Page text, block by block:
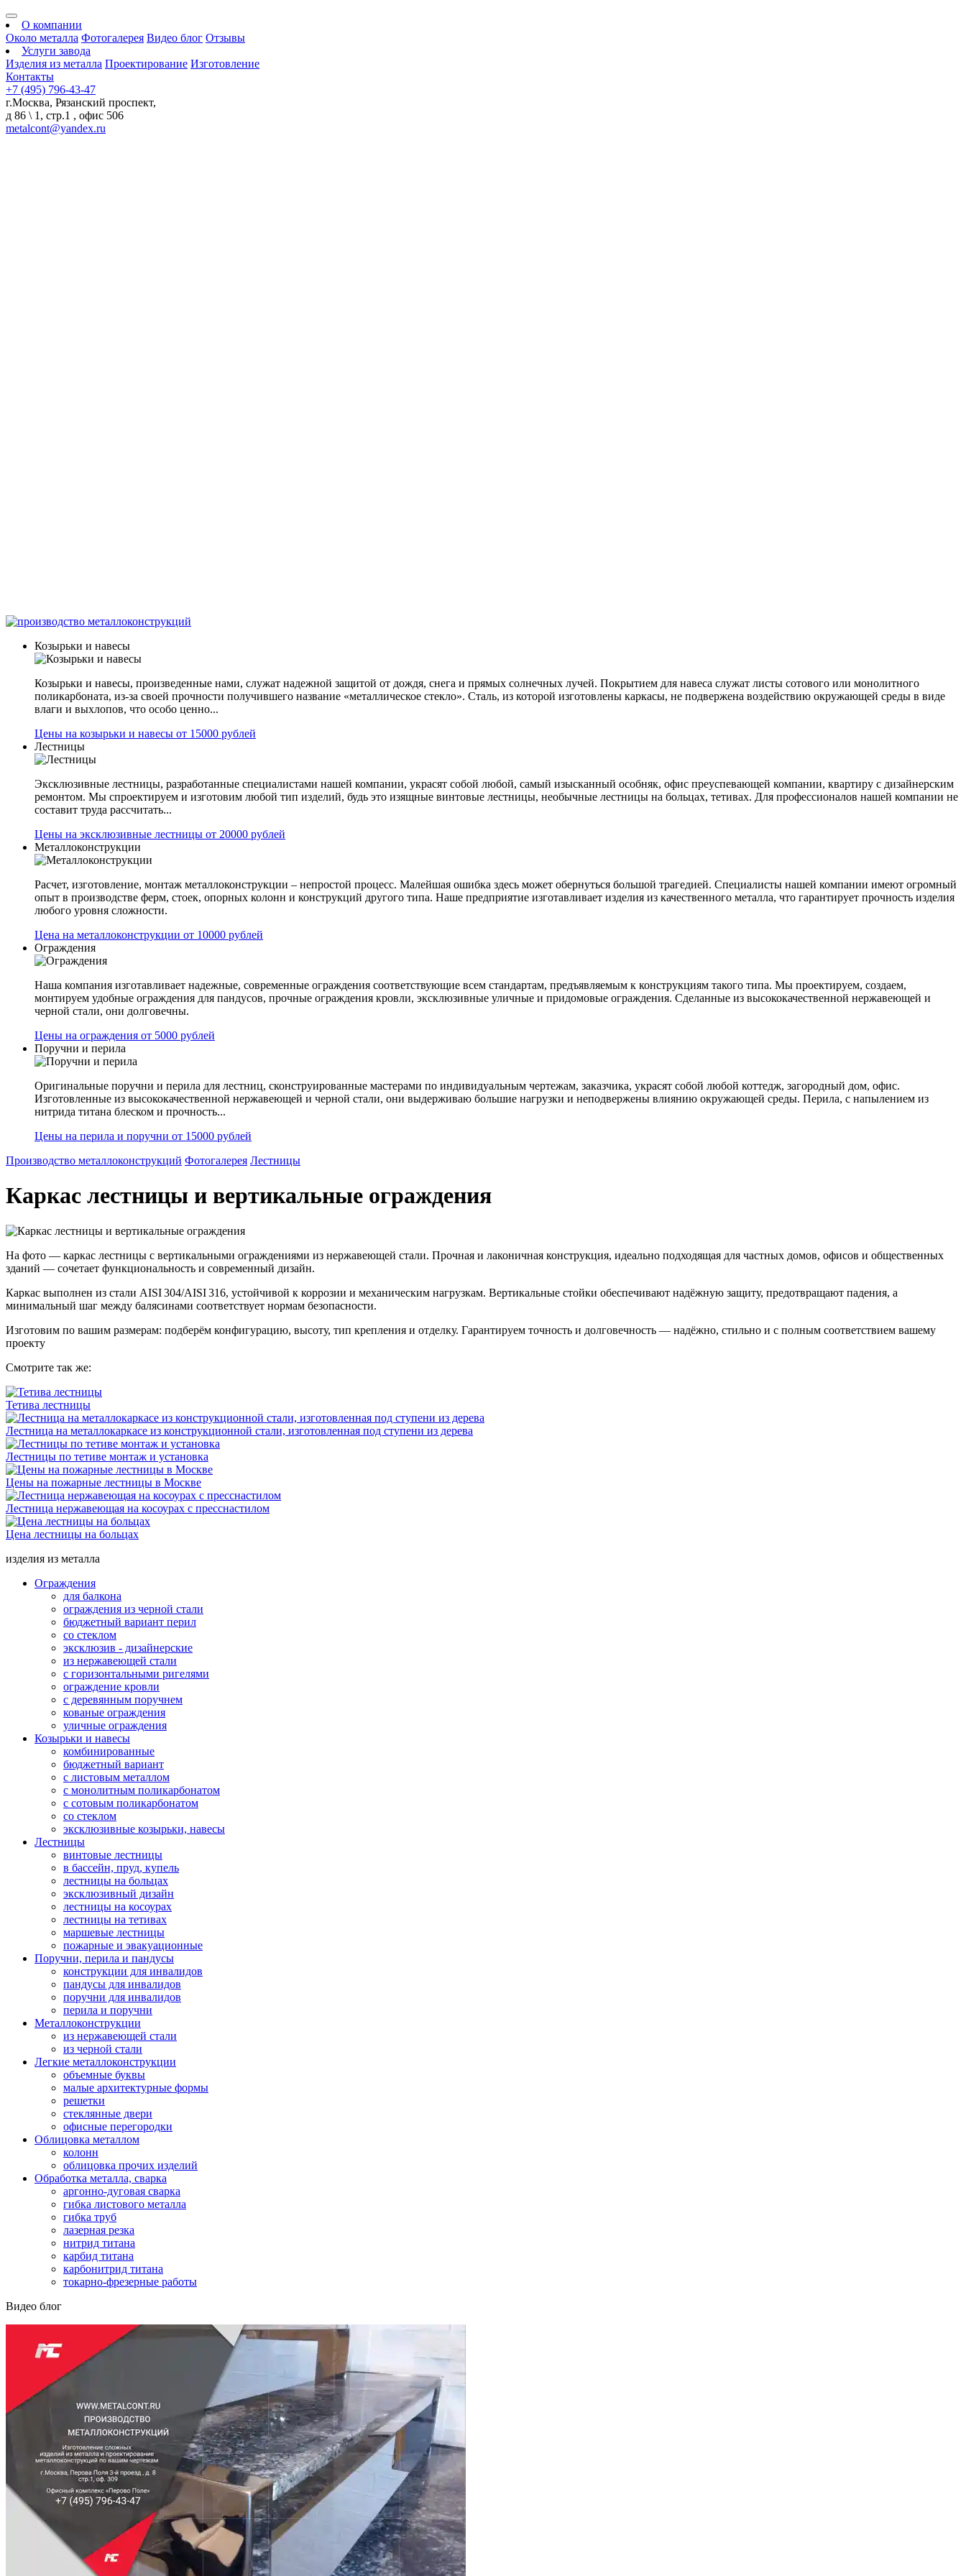
О компании
Около металла Фотогалерея Видео блог Отзывы
Услуги завода
Изделия из металла Проектирование Изготовление
Контакты
+7 (495) 796-43-47
г.Москва, Рязанский проспект,
д 86 \ 1, стр.1 , офис 506
metalcont@yandex.ru
Козырьки и навесы
Козырьки и навесы, произведенные нами, служат надежной защитой от дождя, снега и прямых солнечных лучей. Покрытием для навеса служат листы сотового или монолитного
поликарбоната, из-за своей прочности получившего название «металлическое стекло». Сталь, из которой изготовлены каркасы, не подвержена воздействию окружающей среды в виде
влаги и выхлопов, что особо ценно...
Цены на козырьки и навесы от 15000 рублей
Лестницы
Эксклюзивные лестницы, разработанные специалистами нашей компании, украсят собой любой, самый изысканный особняк, офис преуспевающей компании, квартиру с дизайнерским
ремонтом. Мы спроектируем и изготовим любой тип изделий, будь это изящные винтовые лестницы, необычные лестницы на больцах, тетивах. Для профессионалов нашей компании не
составит труда рассчитать...
Цены на эксклюзивные лестницы от 20000 рублей
Металлоконструкции
Расчет, изготовление, монтаж металлоконструкции – непростой процесс. Малейшая ошибка здесь может обернуться большой трагедией. Специалисты нашей компании имеют огромный
опыт в производстве ферм, стоек, опорных колонн и конструкций другого типа. Наше предприятие изготавливает изделия из качественного металла, что гарантирует прочность изделия
любого уровня сложности.
Цена на металлоконструкции от 10000 рублей
Ограждения
Наша компания изготавливает надежные, современные ограждения соответствующие всем стандартам, предъявляемым к конструкциям такого типа. Мы проектируем, создаем,
монтируем удобные ограждения для пандусов, прочные ограждения кровли, эксклюзивные уличные и придомовые ограждения. Сделанные из высококачественной нержавеющей и
черной стали, они долговечны.
Цены на ограждения от 5000 рублей
Поручни и перила
Оригинальные поручни и перила для лестниц, сконструированные мастерами по индивидуальным чертежам, заказчика, украсят собой любой коттедж, загородный дом, офис.
Изготовленные из высококачественной нержавеющей и черной стали, они выдерживаю большие нагрузки и неподвержены влиянию окружающей среды. Перила, с напылением из
нитрида титана блеском и прочность...
Цены на перила и поручни от 15000 рублей
Производство металлоконструкций Фотогалерея Лестницы
Каркас лестницы и вертикальные ограждения
На фото — каркас лестницы с вертикальными ограждениями из нержавеющей стали. Прочная и лаконичная конструкция, идеально подходящая для частных домов, офисов и общественных
зданий — сочетает функциональность и современный дизайн.
Каркас выполнен из стали AISI 304/AISI 316, устойчивой к коррозии и механическим нагрузкам. Вертикальные стойки обеспечивают надёжную защиту, предотвращают падения, а
минимальный шаг между балясинами соответствует нормам безопасности.
Изготовим по вашим размерам: подберём конфигурацию, высоту, тип крепления и отделку. Гарантируем точность и долговечность — надёжно, стильно и с полным соответствием вашему
проекту
Смотрите так же:
Тетива лестницы
Лестница на металлокаркасе из конструкционной стали, изготовленная под ступени из дерева
Лестницы по тетиве монтаж и установка
Цены на пожарные лестницы в Москве
Лестница нержавеющая на косоурах с пресснастилом
Цена лестницы на больцах
изделия из металла
Ограждения
для балкона
ограждения из черной стали
бюджетный вариант перил
со стеклом
эксклюзив - дизайнерские
из нержавеющей стали
с горизонтальными ригелями
ограждение кровли
с деревянным поручнем
кованые ограждения
уличные ограждения
Козырьки и навесы
комбинированные
бюджетный вариант
с листовым металлом
с монолитным поликарбонатом
с сотовым поликарбонатом
со стеклом
эксклюзивные козырьки, навесы
Лестницы
винтовые лестницы
в бассейн, пруд, купель
лестницы на больцах
эксклюзивный дизайн
лестницы на косоурах
лестницы на тетивах
маршевые лестницы
пожарные и эвакуационные
Поручни, перила и пандусы
конструкции для инвалидов
пандусы для инвалидов
поручни для инвалидов
перила и поручни
Металлоконструкции
из нержавеющей стали
из черной стали
Легкие металлоконструкции
объемные буквы
малые архитектурные формы
решетки
стеклянные двери
офисные перегородки
Облицовка металлом
колонн
облицовка прочих изделий
Обработка металла, сварка
аргонно-дуговая сварка
гибка листового металла
гибка труб
лазерная резка
нитрид титана
карбид титана
карбонитрид титана
токарно-фрезерные работы
Видео блог